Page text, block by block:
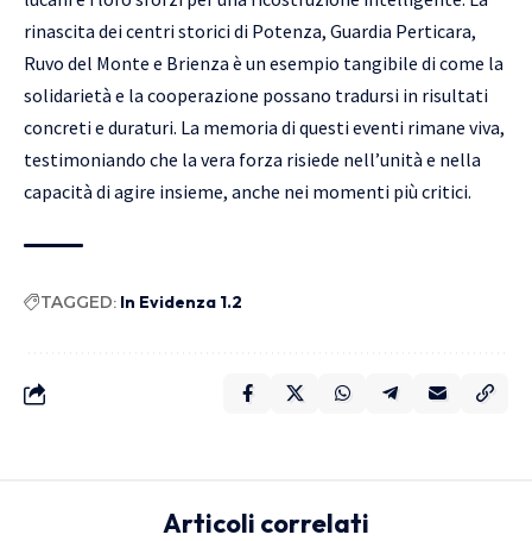
rinascita dei centri storici di Potenza, Guardia Perticara,
Ruvo del Monte e Brienza è un esempio tangibile di come la
solidarietà e la cooperazione possano tradursi in risultati
concreti e duraturi. La memoria di questi eventi rimane viva,
testimoniando che la vera forza risiede nell’unità e nella
capacità di agire insieme, anche nei momenti più critici.
TAGGED: In Evidenza 1.2
Articoli correlati